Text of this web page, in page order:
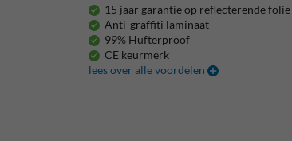
15 jaar garantie op reflecterende folie
Anti-graffiti laminaat
99% Hufterproof
CE keurmerk
lees over alle voordelen